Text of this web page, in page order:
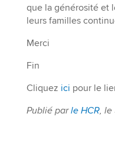
que la générosité et
leurs familles
Merci
Fin
Cliquez ici pour le
Publié parle HCR, le